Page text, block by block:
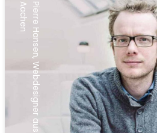
P
i
e
r
r
e
H
a
n
s
e
n
,
W
e
b
d
e
s
i
g
n
e
r
a
u
s
A
a
c
h
e
n